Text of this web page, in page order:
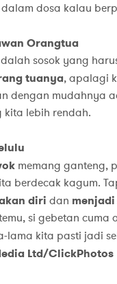
dosa kalau
Orangtua
sosok yang
tuanya, apalagi
dengan mudahnya
kita lebih rendah.
memang ganteng,
berdecak kagum.
diri dan menjadi
si gebetan cuma
lama kita pasti jadi
Ltd/ClickPhotos